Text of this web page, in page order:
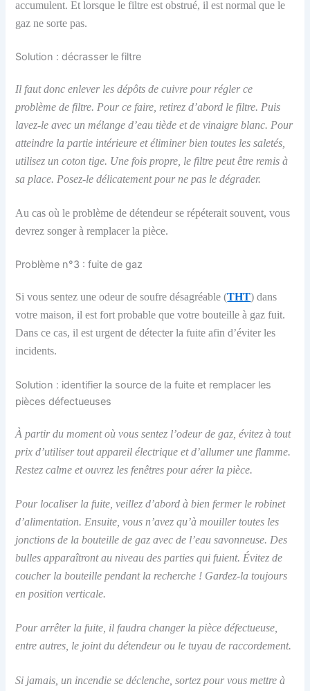
accumulent. Et lorsque le filtre est obstrué, il est normal que le
gaz ne sorte pas.
Solution : décrasser le filtre
Il faut donc enlever les dépôts de cuivre pour régler ce
problème de filtre. Pour ce faire, retirez d’abord le filtre. Puis
lavez-le avec un mélange d’eau tiède et de vinaigre blanc. Pour
atteindre la partie intérieure et éliminer bien toutes les saletés,
utilisez un coton tige. Une fois propre, le filtre peut être remis à
sa place. Posez-le délicatement pour ne pas le dégrader.
Au cas où le problème de détendeur se répéterait souvent, vous
devrez songer à remplacer la pièce.
Problème n°3 : fuite de gaz
Si vous sentez une odeur de soufre désagréable (THT) dans
votre maison, il est fort probable que votre bouteille à gaz fuit.
Dans ce cas, il est urgent de détecter la fuite afin d’éviter les
incidents.
Solution : identifier la source de la fuite et remplacer les
pièces défectueuses
À partir du moment où vous sentez l’odeur de gaz, évitez à tout
prix d’utiliser tout appareil électrique et d’allumer une flamme.
Restez calme et ouvrez les fenêtres pour aérer la pièce.
Pour localiser la fuite, veillez d’abord à bien fermer le robinet
d’alimentation. Ensuite, vous n’avez qu’à mouiller toutes les
jonctions de la bouteille de gaz avec de l’eau savonneuse. Des
bulles apparaîtront au niveau des parties qui fuient. Évitez de
coucher la bouteille pendant la recherche ! Gardez-la toujours
en position verticale.
Pour arrêter la fuite, il faudra changer la pièce défectueuse,
entre autres, le joint du détendeur ou le tuyau de raccordement.
Si jamais, un incendie se déclenche, sortez pour vous mettre à